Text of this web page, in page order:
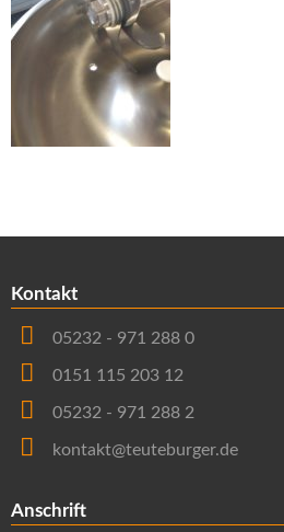
Kontakt
05232 - 971 288 0
0151 115 203 12
05232 - 971 288 2
kontakt@teuteburger.de
Anschrift